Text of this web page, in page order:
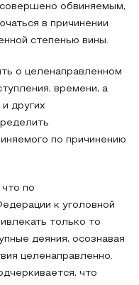
обвиняемым,
в причинении
степенью вины.
о целенаправленном
времени, а
других
по причинению
по
к уголовной
только то
деяния, осознавая
целенаправленно.
что